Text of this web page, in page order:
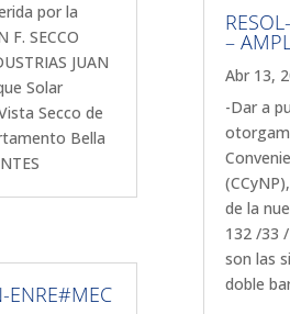
por la
F. SECCO
JUAN
Solar
Secco de
Bella
ENRE#MEC
–
Abr 13,
-Dar a
de la
132 /33
son las
doble